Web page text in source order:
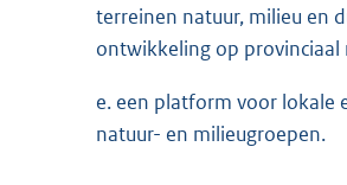
terreinen natuur, milieu en
ontwikkeling op provinciaal
e. een platform voor lokale
natuur- en milieugroepen.